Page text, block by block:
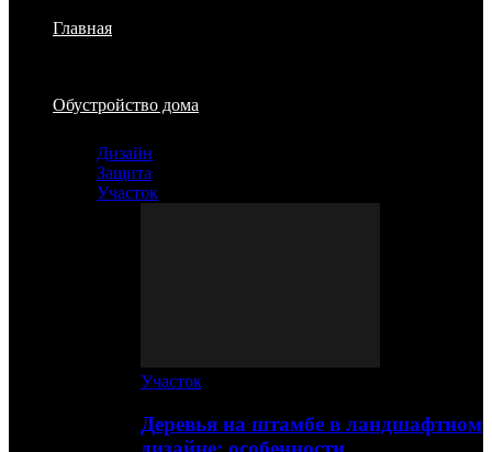
Главная
Обустройство дома
Дизайн
Защита
Участок
Участок
Деревья на штамбе в ландшафтном